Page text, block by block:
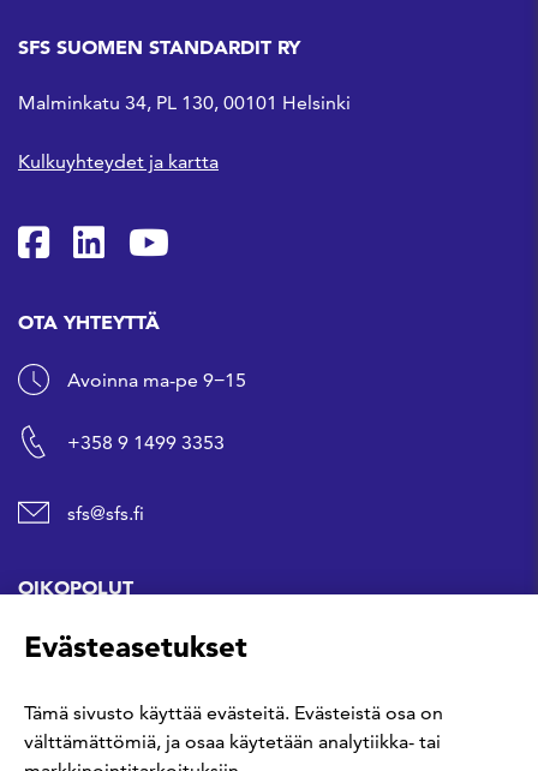
SFS SUOMEN STANDARDIT RY
Malminkatu 34, PL 130, 00101 Helsinki
Kulkuyhteydet ja kartta
SFS Facebookissa
SFS Linkedinissä
SFS Youtubessa
OTA YHTEYTTÄ
Avoinna ma-pe 9−15
+358 9 1499 3353
sfs@sfs.fi
OIKOPOLUT
Hanki standardi
Kommentoi tekeillä olevia standardeja
Evästeasetukset
Tämä sivusto käyttää evästeitä. Evästeistä osa on
välttämättömiä, ja osaa käytetään analytiikka- tai